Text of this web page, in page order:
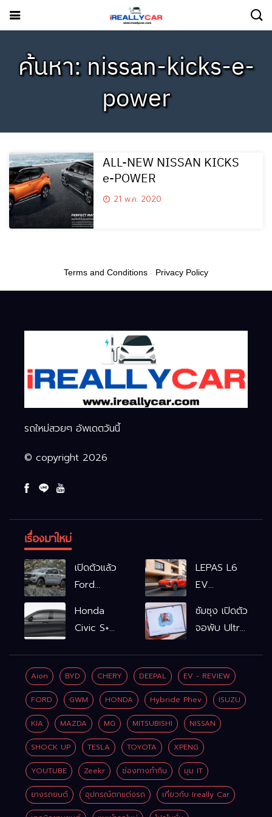
ค้นหา: nissan-kicks-e-
power
ALL-NEW NISSAN KICKS
e-POWER
21 พ.ค. 2020
Terms and Conditions - Privacy Policy
รถใหม่สวยๆ อัพเดตวันนี้
© copyright 2026
เรื่องมาใหม่
เปิดตัวแล้ว
Ford
WOLFTRAK
LEPAS L6
EV
L6 EV
Comfort
FWD
769,900
บาท L6 EV
Premium
FWD
799,900
บาท
Honda
Civic S+
จำลองเกียร์
เพิ่ม 2 หมื่น
บาท
ซัมซุง เปิดตัว
จอพับ Ultra
เชื่อมมือถือ-
นาฬิกา-แว่น
อัจฉริยะ
Aion BYD CHERY DEEPAL EV - REVIEW
FORD GWM HONDA Hybride Phev ISUZU
KIA MAZDA MG MITSUBISHI NISSAN
SHOCK UP TESLA TOYOTA XPENG
YOUTUBE Zeekr ช่องทางทำกิน มุม IT
ยางรถยนต์ อุปกรณ์ตกแต่งรถ เกี่ยวกับ Ireally Car